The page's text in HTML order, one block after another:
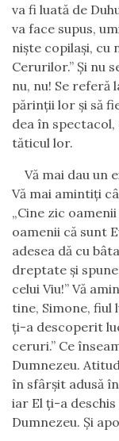
va fi luată de
va face supus,
nişte copilaşi, cu
Cerurilor.” Şi nu
nu, nu! Se referă
părinţii lor şi să
dea în spectacol,
tăticul lor.
Vă mai dau un
Vă mai amintiţi
„Cine zic
oamenii că sunt
adesea dă cu
dreptate şi
celui Viu!” Vă
tine, Simone, fiul
ţi-a descoperit
ceruri.” Ce
Dumnezeu.
în sfârşit adusă
iar El ţi-a
Dumnezeu. Şi